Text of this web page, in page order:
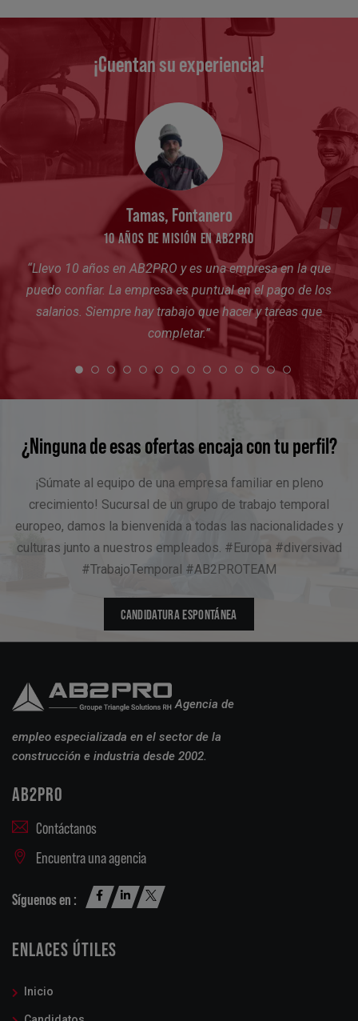
¡Cuentan su experiencia!
Tamas, Fontanero
10 AÑOS DE MISIÓN EN AB2PRO
“Llevo 10 años en AB2PRO y es una empresa en la que
puedo confiar. La empresa es puntual en el pago de los
salarios. Siempre hay trabajo que hacer y tareas que
completar.”
¿Ninguna de esas ofertas encaja con tu perfil?
¡Súmate al equipo de una empresa familiar en pleno
crecimiento! Sucursal de un grupo de trabajo temporal
europeo, damos la bienvenida a todas las nacionalidades y
culturas junto a nuestros empleados. #Europa #diversivad
#TrabajoTemporal #AB2PROTEAM
CANDIDATURA ESPONTÁNEA
Agencia de
empleo especializada en el sector de la
construcción e industria desde 2002.
AB2PRO
Contáctanos
Encuentra una agencia
Síguenos en :
ENLACES ÚTILES
Inicio